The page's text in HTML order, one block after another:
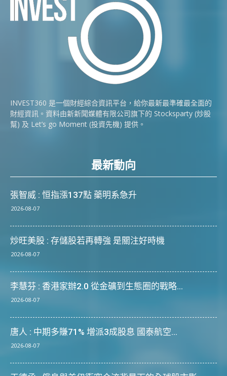
INVEST360 是一個財經綜合資訊平台，給你最新最準確最全面的
財經資訊。資料由新新聞媒體有限公司旗下的 Stocksparty (炒股
幫) 及 Let’s go Moment (投資先機) 提供。
最新動向
張智威 : 恒指漲137點 藥明系急升
2026-08-07
炒旺美股 : 存儲股若再轉強 是關注好時機
2026-08-07
李慧芬 : 香港家辦2.0 從金礦到生態圈的戰略...
2026-08-07
唐人 : 中期多賺71% 增派3成股息 國泰航空...
2026-08-07